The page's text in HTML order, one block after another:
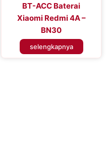
BT-ACC Baterai
Xiaomi Redmi 4A –
BN30
selengkapnya